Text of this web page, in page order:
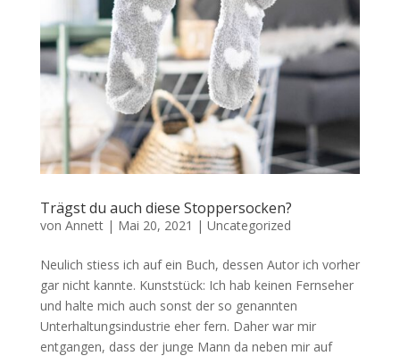
Trägst du auch diese Stoppersocken?
von Annett| Mai 20, 2021 | Uncategorized
Neulich stiess ich auf ein Buch, dessen Autor ich vorher
gar nicht kannte. Kunststück: Ich hab keinen Fernseher
und halte mich auch sonst der so genannten
Unterhaltungsindustrie eher fern. Daher war mir
entgangen, dass der junge Mann da neben mir auf